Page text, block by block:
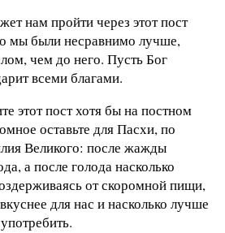
нам пройти через этот пост
мы были несравнимо лучше,
чем до него. Пусть Бог
всеми благами.
этот пост хотя бы на постном
оставьте для Пасхи, по
Великого: после жажды
а после голода насколько
от скоромной пищи,
для нас и насколько лучше